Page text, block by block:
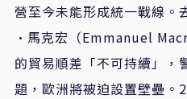
營至今未能形成統一戰線。
·馬克宏（Emmanuel
的貿易順差「不可持續」，
題，歐洲將被迫設置壁壘。